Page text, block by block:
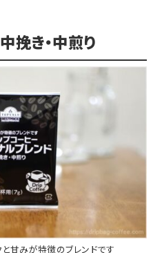
挽き・中煎り
甘みが特徴のブレンドです